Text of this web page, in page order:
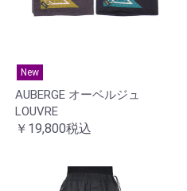
New
AUBERGE オーベルジュ
LOUVRE
￥19,800税込